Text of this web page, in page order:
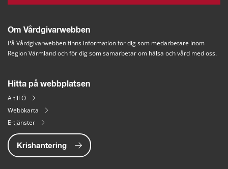
Om Vårdgivarwebben
På Vårdgivarwebben finns information för dig som medarbetare inom
Region Värmland och för dig som samarbetar om hälsa och vård med oss.
Hitta på webbplatsen
A till Ö
Webbkarta
E-tjänster
Krishantering